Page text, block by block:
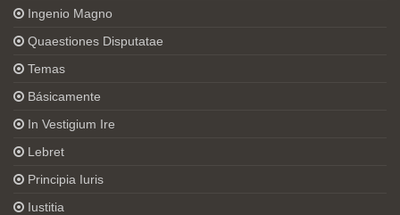
Ingenio Magno
Quaestiones Disputatae
Temas
Básicamente
In Vestigium Ire
Lebret
Principia Iuris
Iustitia